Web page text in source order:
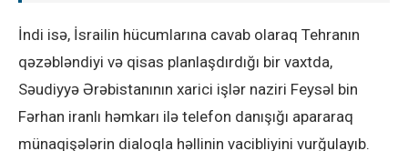
İndi isə, İsrailin hücumlarına cavab olaraq Tehranın
qəzəbləndiyi və qisas planlaşdırdığı bir vaxtda,
Səudiyyə Ərəbistanının xarici işlər naziri Feysəl bin
Fərhan iranlı həmkarı ilə telefon danışığı apararaq
münaqişələrin dialoqla həllinin vacibliyini vurğulayıb.